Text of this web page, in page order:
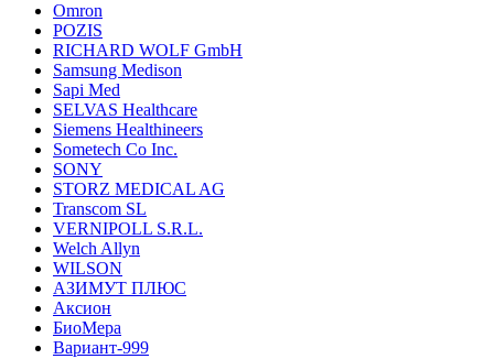
Omron
POZIS
RICHARD WOLF GmbH
Samsung Medison
Sapi Med
SELVAS Healthcare
Siemens Healthineers
Sometech Co Inc.
SONY
STORZ MEDICAL AG
Transcom SL
VERNIPOLL S.R.L.
Welch Allyn
WILSON
АЗИМУТ ПЛЮС
Аксион
БиоМера
Вариант-999